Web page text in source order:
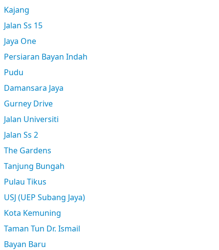
Kajang
Jalan Ss 15
Jaya One
Persiaran Bayan Indah
Pudu
Damansara Jaya
Gurney Drive
Jalan Universiti
Jalan Ss 2
The Gardens
Tanjung Bungah
Pulau Tikus
USJ (UEP Subang Jaya)
Kota Kemuning
Taman Tun Dr. Ismail
Bayan Baru